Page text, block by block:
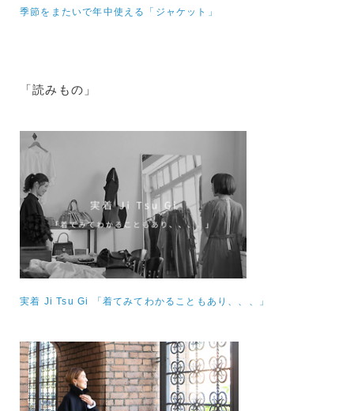
季節をまたいで年中使える「ジャケット」
「読みもの」
実着 Ji Tsu Gi 「着てみてわかることもあり、、、」